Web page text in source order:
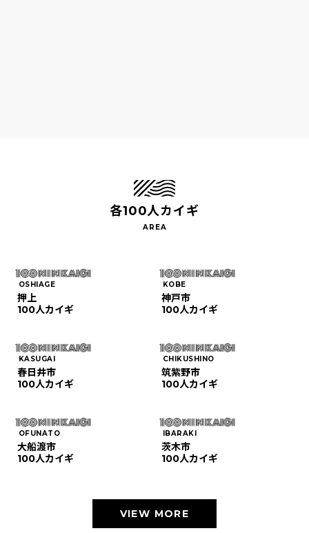
各100人カイギ
OSHIAGE
押上
100人カイギ
KOBE
神戸市
100人カイギ
KASUGAI
春日井市
100人カイギ
CHIKUSHINO
筑紫野市
100人カイギ
OFUNATO
大船渡市
100人カイギ
IBARAKI
茨木市
100人カイギ
VIEW MORE